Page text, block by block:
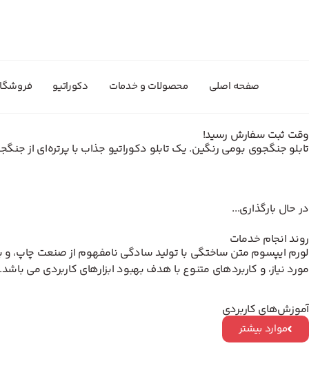
صفحه اصلی محصولات و خدمات دکوراتیو
وقت ثبت سفارش رسید!
تابلو جنگجوی بومی رنگین. یک تابلو دکوراتیو جذاب با پرتره‌ای از
در حال بارگذاری...
روند انجام خدمات
لورم ایپسوم متن ساختگی با تولید سادگی نامفهوم از صنعت چاپ، و
مورد نیاز، و کاربردهای متنوع با هدف بهبود ابزارهای کاربردی می باشد.
آموزش‌های کاربردی
موارد بیشتر